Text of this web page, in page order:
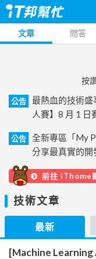
文章 問答
按
公告
最熱血的技術
人賽】8 月 1 日
公告
全新專區「My
分享最真實的開
前往 iThome
技術文章
最新
[Machine Learning